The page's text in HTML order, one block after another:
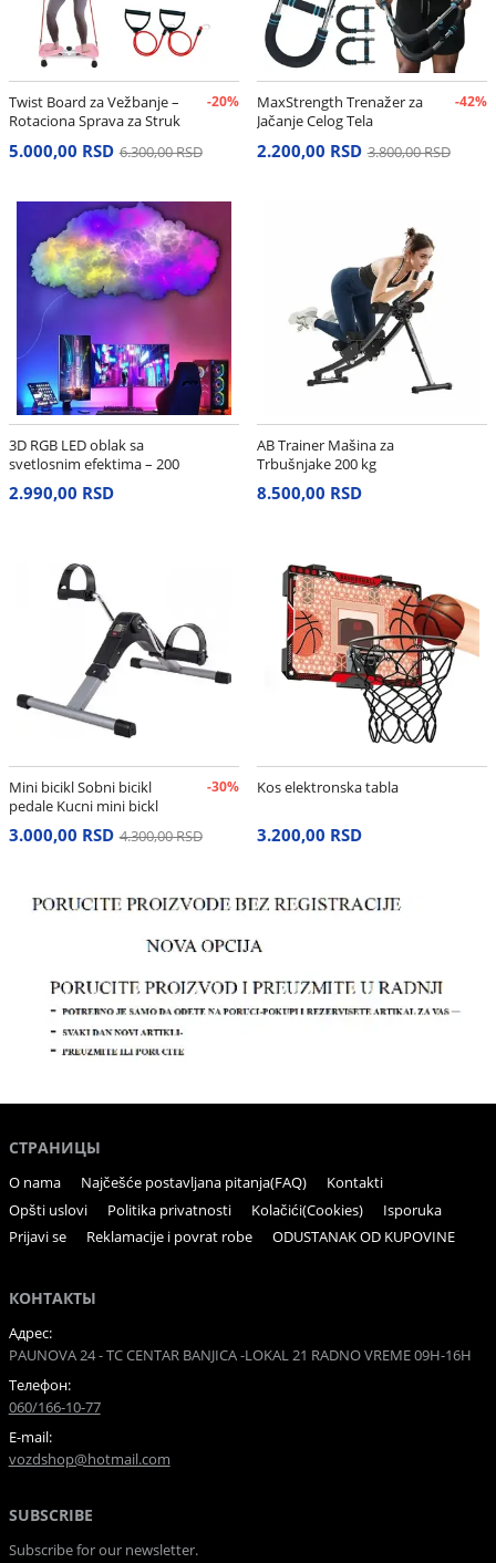
Twist Board za Vežbanje –
Rotaciona Sprava za Struk
-20%
5.000,00 RSD 6.300,00 RSD
MaxStrength Trenažer za
Jačanje Celog Tela
-42%
2.200,00 RSD 3.800,00 RSD
3D RGB LED oblak sa
svetlosnim efektima – 200
cm
2.990,00 RSD
AB Trainer Mašina za
Trbušnjake 200 kg
8.500,00 RSD
Mini bicikl Sobni bicikl
pedale Kucni mini bickl
-30%
3.000,00 RSD 4.300,00 RSD
Kos elektronska tabla
3.200,00 RSD
СТРАНИЦЫ
O nama Najčešće postavljana pitanja(FAQ)
Kontakti
Opšti uslovi
Politika privatnosti Kolačići(Cookies)
Isporuka
Prijavi se
Reklamacije i povrat robe ODUSTANAK OD KUPOVINE
КОНТАКТЫ
Адрес:
PAUNOVA 24 - TC CENTAR BANJICA -LOKAL 21 RADNO VREME 09H-16H
Телефон:
060/166-10-77
E-mail:
vozdshop@hotmail.com
SUBSCRIBE
Subscribe for our newsletter.